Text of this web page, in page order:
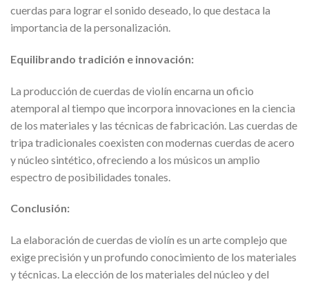
cuerdas para lograr el sonido deseado, lo que destaca la
importancia de la personalización.
Equilibrando tradición e innovación:
La producción de cuerdas de violín encarna un oficio
atemporal al tiempo que incorpora innovaciones en la ciencia
de los materiales y las técnicas de fabricación. Las cuerdas de
tripa tradicionales coexisten con modernas cuerdas de acero
y núcleo sintético, ofreciendo a los músicos un amplio
espectro de posibilidades tonales.
Conclusión:
La elaboración de cuerdas de violín es un arte complejo que
exige precisión y un profundo conocimiento de los materiales
y técnicas. La elección de los materiales del núcleo y del